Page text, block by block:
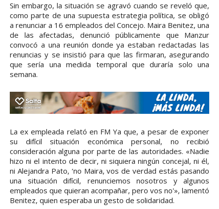
Sin embargo, la situación se agravó cuando se reveló que,
como parte de una supuesta estrategia política, se obligó
a renunciar a 16 empleados del Concejo. Maira Benitez, una
de las afectadas, denunció públicamente que Manzur
convocó a una reunión donde ya estaban redactadas las
renuncias y se insistió para que las firmaran, asegurando
que sería una medida temporal que duraría solo una
semana.
La ex empleada relató en FM Ya que, a pesar de exponer
su difícil situación económica personal, no recibió
consideración alguna por parte de las autoridades. «Nadie
hizo ni el intento de decir, ni siquiera ningún concejal, ni él,
ni Alejandra Pato, ‘no Maira, vos de verdad estás pasando
una situación difícil, renunciemos nosotros y algunos
empleados que quieran acompañar, pero vos no'», lamentó
Benitez, quien esperaba un gesto de solidaridad.